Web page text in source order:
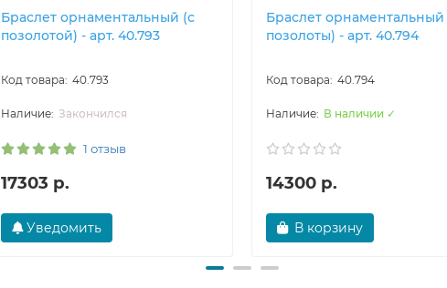
Браслет орнаментальный (с
позолотой) - арт. 40.793
40.793
Закончился
1 отзыв
17303 р.
Уведомить
Браслет орнаментальный
позолоты) - арт. 40.794
40.794
В наличии ✓
14300 р.
В корзину